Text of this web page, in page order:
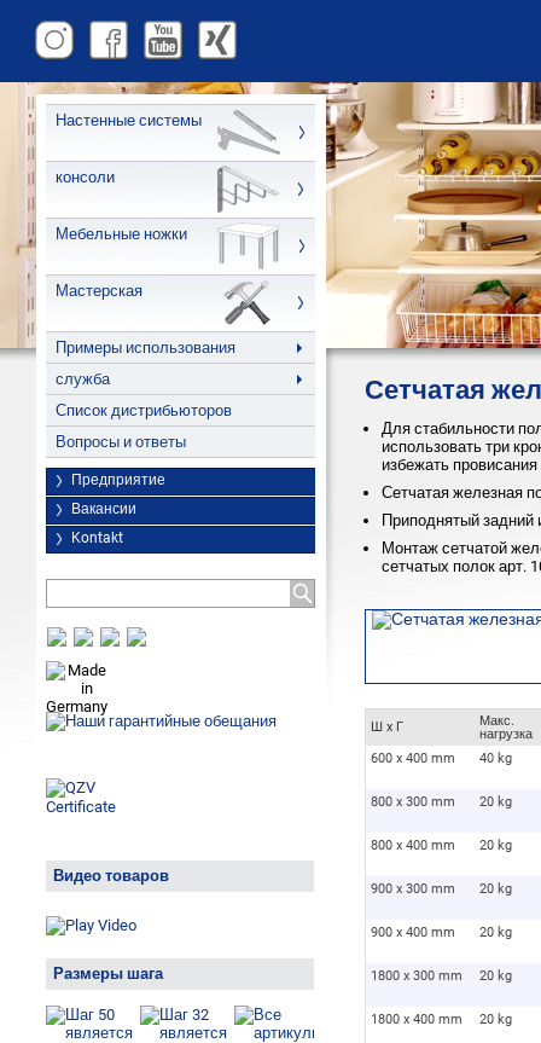
Настенные системы
консоли
Мебельные ножки
Мастерская
Примеры использования
служба
Список дистрибьюторов
Вопросы и ответы
Предприятие
Вакансии
Kontakt
Видео товаров
Размеры шага
Сетчатая
Для стабильности
использовать три
избежать
Сетчатая железная
Приподнятый задний
Монтаж сетчатой
сетчатых полок арт.
Ш x Г
Макс.
нагрузка
600 x 400 mm
40 kg
800 x 300 mm 20 kg
800 x 400 mm 20 kg
900 x 300 mm 20 kg
900 x 400 mm 20 kg
1800 x 300 mm 20 kg
1800 x 400 mm 20 kg